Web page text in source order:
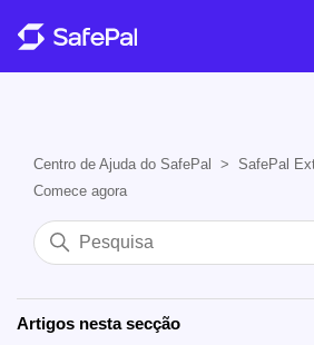
Centro de Ajuda do SafePal
SafePal
Comece agora
Artigos nesta secção